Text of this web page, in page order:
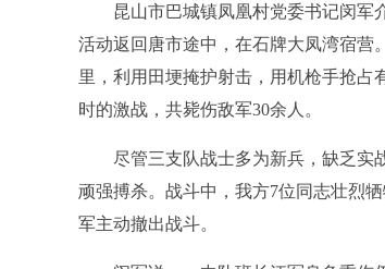
昆山市巴城镇凤凰村党委书记闵军介
活动返回唐市途中，在石牌大凤湾宿营
里，利用田埂掩护射击，用机枪手抢占
时的激战，共毙伤敌军30余人。
尽管三支队战士多为新兵，缺乏实战
顽强搏杀。战斗中，我方7位同志壮烈
军主动撤出战斗。